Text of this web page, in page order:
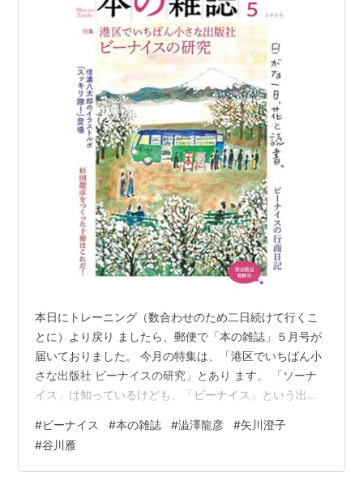
３１年第二詩集「天山」、３５年「定本谷川雁詩集」を
刊行、その“あとがき”で以後詩作しないことを宣言す
３３年福岡県中間市に移住。雑誌「
サークル村
評論集「原点が存在する 」「工作者宣言」などを発
３５年安保闘争を機に共産党を離党。
３６年吉本隆明らと思想・文学・運動の雑誌「試行」を
創刊したが８号を最後に脱退。
３８年評論集「影の越境をめぐって」を刊行。
４０年上京し、ラボ教育センターの設立に参画。
５３年長野県上水内郡信濃町柏原黒姫山へ移住。
の会」を主宰し、宮沢賢治を中心に児童文化活動にとり
くむ。
評論集に「意識の海のものがたりへ」「賢治初期童話
考」「ものがたり交響」「極楽ですか」など
その他のペンネーム
山田健二
本日にトレーニング（数合わせのため二日続けて行くこ
とに）より戻り ましたら、郵便で「本の雑誌」５月号が
届いておりました。 今月の特集は、「港区でいちばん小
さな出版社 ビーナイスの研究」とあり ます。 「ソーナ
イス」は知っているけども、「ビーナイス」という出版
ように紹介されていました。 「ブルーハーツ『人にやさ
しく』から社名をとって２００９年に創設された出版 社
ビーナイス。アートやグルメ、絵本、写真集など精力的
#ビーナイス #本の雑誌 #澁澤龍彦 #矢川澄子
#谷川雁